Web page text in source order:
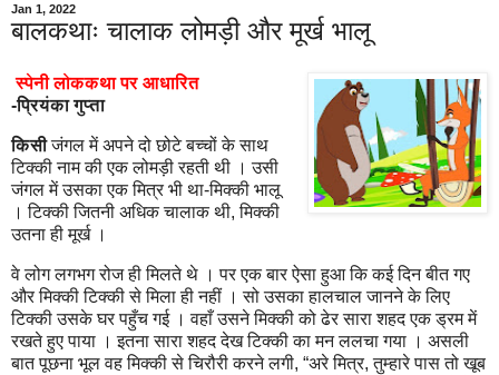
Jan 1, 2022
बालकथाः चालाक लोमड़ी और मूर्ख भालू
स्पेनी लोककथा पर आधारित
-प्रियंका गुप्ता
किसीजंगल में अपने दो छोटे बच्चों के साथ
टिक्की नाम की एक लोमड़ी रहती थी । उसी
जंगल में उसका एक मित्र भी था-मिक्की भालू
। टिक्की जितनी अधिक चालाक थी,मिक्की
उतना ही मूर्ख ।
वे लोग लगभग रोज ही मिलते थे । पर एक बार ऐसा हु‌आ कि क‌ई दिन बीत ग‌ए
और मिक्की टिक्की से मिला ही नहीं । सो उसका हालचाल जानने के लि‌ए
टिक्की उसके घर पहुँच ग‌ई । वहाँ उसने मिक्की को ढेर सारा शहद एक ड्रम में
रखते हु‌ए पाया । इतना सारा शहद देख टिक्की का मन ललचा गया । असली
बात पूछना भूल वह मिक्की से चिरौरी करने लगी, “अरे मित्र,तुम्हारे पास तो खूब